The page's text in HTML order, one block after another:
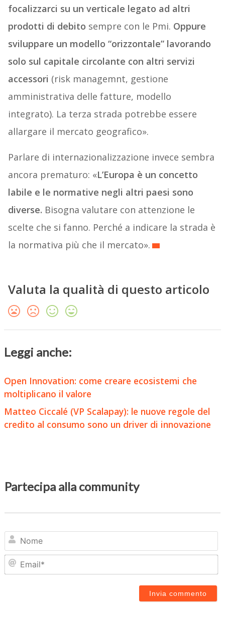
focalizzarci su un verticale legato ad altri
prodotti di debito sempre con le Pmi. Oppure
sviluppare un modello “orizzontale” lavorando
solo sul capitale circolante con altri servizi
accessori (risk managemnt, gestione
amministrativa delle fatture, modello
integrato). La terza strada potrebbe essere
allargare il mercato geografico».
Parlare di internazionalizzazione invece sembra
ancora prematuro: «L’Europa è un concetto
labile e le normative negli altri paesi sono
diverse. Bisogna valutare con attenzione le
scelte che si fanno. Perché a indicare la strada è
la normativa più che il mercato».
Valuta la qualità di questo articolo
Leggi anche:
Open Innovation: come creare ecosistemi che
moltiplicano il valore
Matteo Ciccalé (VP Scalapay): le nuove regole del
credito al consumo sono un driver di innovazione
Partecipa alla community